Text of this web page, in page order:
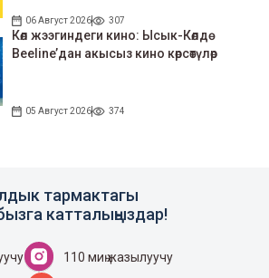
06 Август 2026 307
Көл жээгиндеги кино: Ысык-Көлдө
Beeline’дан акысыз кино көрсөтүлөр
05 Август 2026 374
тармактагы
катталыңыздар!
110 миң жазылуучу